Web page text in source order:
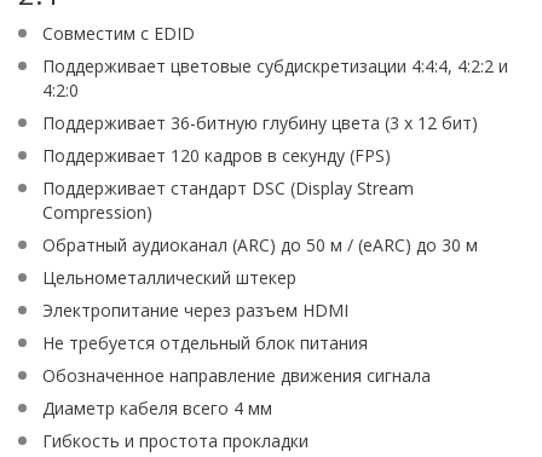
Совместим с EDID
Поддерживает цветовые субдискретизации 4:4:4, 4:2:2 и
4:2:0
Поддерживает 36-битную глубину цвета (3 x 12 бит)
Поддерживает 120 кадров в секунду (FPS)
Поддерживает стандарт DSC (Display Stream
Compression)
Обратный аудиоканал (ARC) до 50 м / (eARC) до 30 м
Цельнометаллический штекер
Электропитание через разъем HDMI
Не требуется отдельный блок питания
Обозначенное направление движения сигнала
Диаметр кабеля всего 4 мм
Гибкость и простота прокладки